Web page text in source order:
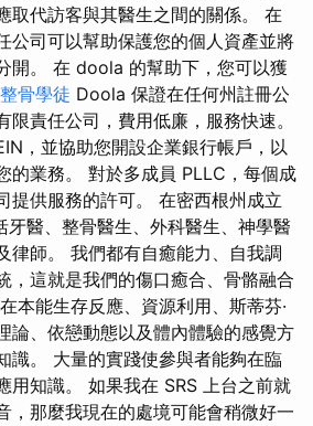
取代訪客與其醫生之間的關係。 在
公司可以幫助保護您的個人資產並將
開。 在 doola 的幫助下，您可以獲
整骨學徒 Doola 保證在任何州註冊公
限責任公司，費用低廉，服務快速。
，並協助您開設企業銀行帳戶，以
的業務。 對於多成員 PLLC，每個成
提供服務的許可。 在密西根州成立
牙醫、整骨醫生、外科醫生、神學醫
律師。 我們都有自癒能力、自我調
，這就是我們的傷口癒合、骨骼融合
本能生存反應、資源利用、斯蒂芬·
論、依戀動態以及體內體驗的感覺方
識。 大量的實踐使參與者能夠在臨
用知識。 如果我在 SRS 上台之前就
，那麼我現在的處境可能會稍微好一